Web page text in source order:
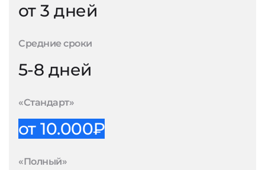
от 3 дней
Средние сроки
5-8 дней
«Стандарт»
от 10.000₽
«Полный»